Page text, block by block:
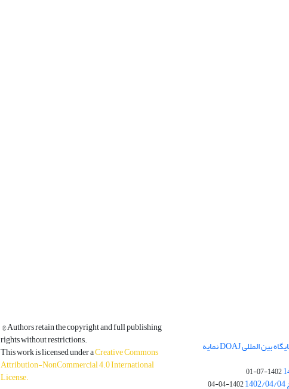
مجله فیزیک زمین و فضا در پایگاه بین المللی DOAJ نمایه
1402-07-01
1402-04-04
© Authors retain the copyright and full publishing
rights without restrictions.
This work is licensed under aCreative Commons
Attribution-NonCommercial 4.0 International
License.